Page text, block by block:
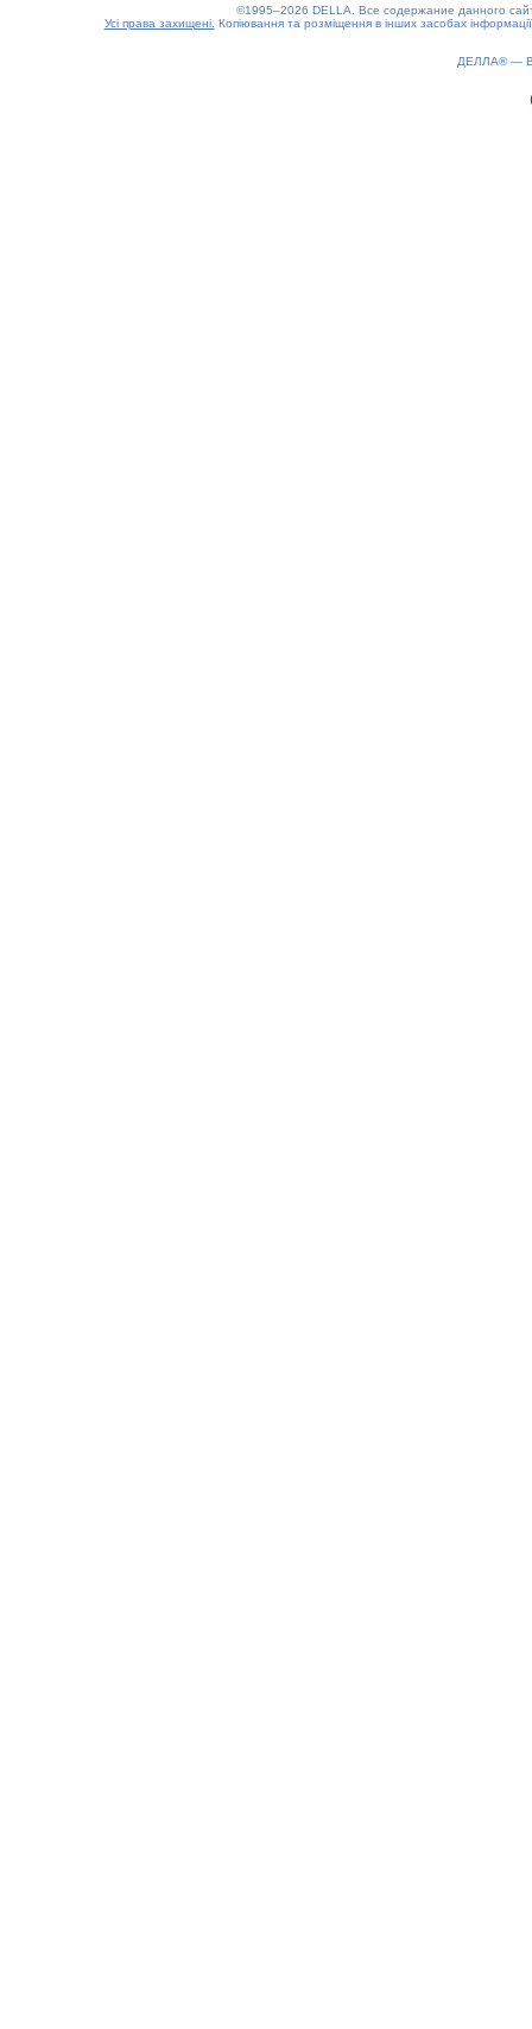
©1995–2026 DELLA. Все содержание данного
Усі права захищені. Копіювання та розміщення в інших засобах
ДЕЛЛА® —